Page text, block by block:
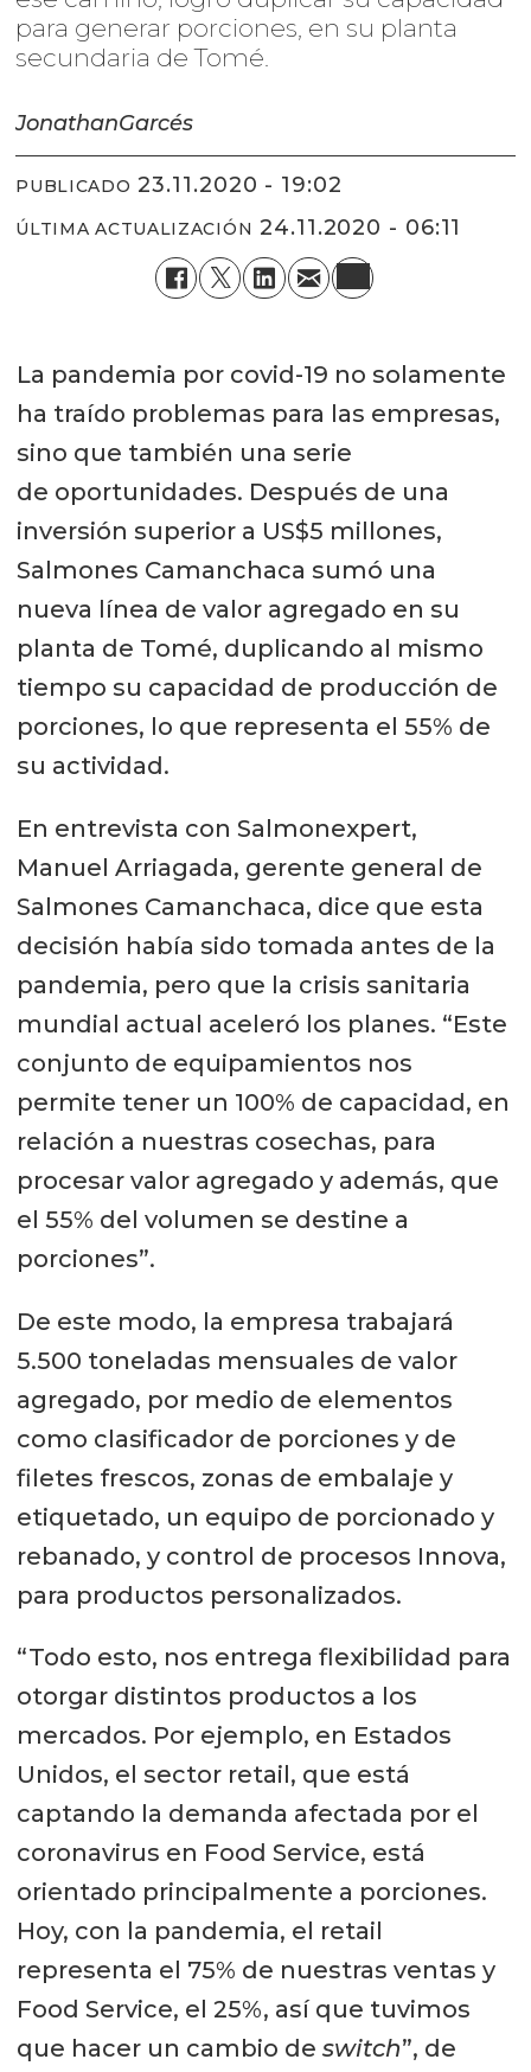
para generar porciones, en su planta
secundaria de Tomé.
JonathanGarcés
PUBLICADO 23.11.2020 - 19:02
ÚLTIMA ACTUALIZACIÓN 24.11.2020 - 06:11
La pandemia por covid-19 no solamente
ha traído problemas para las empresas,
sino que también una serie
de oportunidades. Después de una
inversión superior a US$5 millones,
Salmones Camanchaca sumó una
nueva línea de valor agregado en su
planta de Tomé, duplicando al mismo
tiempo su capacidad de producción de
porciones, lo que representa el 55% de
su actividad.
En entrevista con Salmonexpert,
Manuel Arriagada, gerente general de
Salmones Camanchaca, dice que esta
decisión había sido tomada antes de la
pandemia, pero que la crisis sanitaria
mundial actual aceleró los planes. “Este
conjunto de equipamientos nos
permite tener un 100% de capacidad, en
relación a nuestras cosechas, para
procesar valor agregado y además, que
el 55% del volumen se destine a
porciones”.
De este modo, la empresa trabajará
5.500 toneladas mensuales de valor
agregado, por medio de elementos
como clasificador de porciones y de
filetes frescos, zonas de embalaje y
etiquetado, un equipo de porcionado y
rebanado, y control de procesos Innova,
para productos personalizados.
“Todo esto, nos entrega flexibilidad para
otorgar distintos productos a los
mercados. Por ejemplo, en Estados
Unidos, el sector retail, que está
captando la demanda afectada por el
coronavirus en Food Service, está
orientado principalmente a porciones.
Hoy, con la pandemia, el retail
representa el 75% de nuestras ventas y
Food Service, el 25%, así que tuvimos
que hacer un cambio de switch”, de